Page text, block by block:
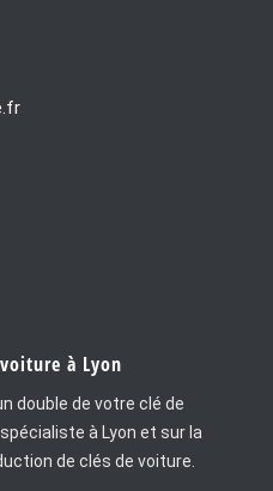
à Lyon
double de votre clé de
à Lyon et sur la
de clés de voiture.